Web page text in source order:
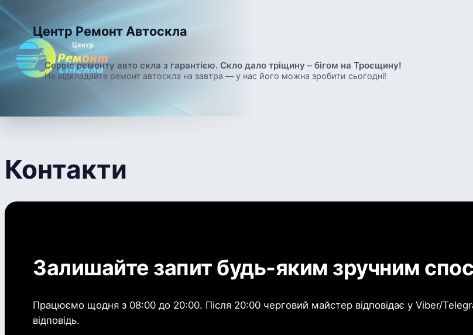
Перейти
вмісту
Центр Ремонт Автоскла
Сервіс ремонту авто скла з гарантією. Скло дало тріщину – бігом на Троєщину!
Не відкладайте ремонт автоскла на завтра — у нас його можна зробити сьогодні!
Контакти
Залишайте запит будь-яким зручним
Працюємо щодня з 08:00 до 20:00. Після 20:00 черговий майстер відповідає у Viber/
відповідь.